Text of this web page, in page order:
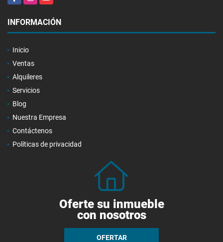
INFORMACIÓN
Inicio
Ventas
Alquileres
Servicios
Blog
Nuestra Empresa
Contáctenos
Políticas de privacidad
Oferte su inmueble
con nosotros
OFERTAR